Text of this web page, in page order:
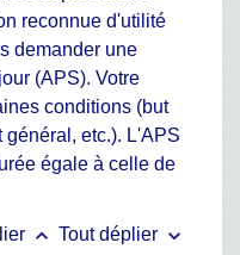
reconnue d'utilité
demander une
(APS). Votre
conditions (but
etc.). L'APS
égale à celle de
keyboard_arrow_up Tout déplier keyboard_arrow_down